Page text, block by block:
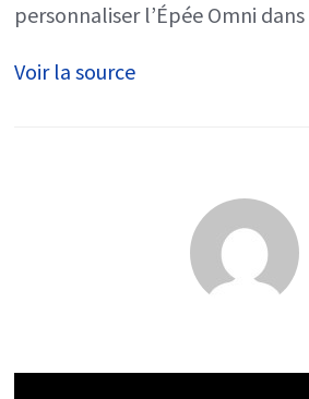
personnaliser l’Épée Omni
Voir la source